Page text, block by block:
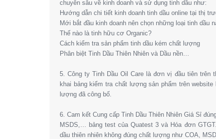
chuyên sâu về kinh doanh và sử dụng tinh dầu như:
Hướng dẫn chi tiết kinh doanh tinh dầu online tại thị
Mới bắt đầu kinh doanh nên chọn những loại tinh dầu
Thế nào là tinh hữu cơ Organic?
Cách kiểm tra sản phẩm tinh dầu kém chất lượng
Phân biệt Tinh Dầu Thiên Nhiên và Dầu nền…
5. Công ty Tinh Dầu Oil Care là đơn vị đầu tiên trên
khai bảng kiểm tra chất lượng sản phẩm trên
lượng đã công bố.
6. Cam kết Cung cấp Tinh Dầu Thiên Nhiên Giá Sỉ
MSDS,… bảng test của Quatest 3 và Hóa đơn
dầu thiên nhiên không đúng chất lượng như COA,